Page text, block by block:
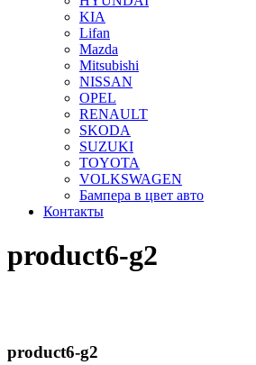
KIA
Lifan
Mazda
Mitsubishi
NISSAN
OPEL
RENAULT
SKODA
SUZUKI
TOYOTA
VOLKSWAGEN
Бампера в цвет авто
Контакты
product6-g2
product6-g2